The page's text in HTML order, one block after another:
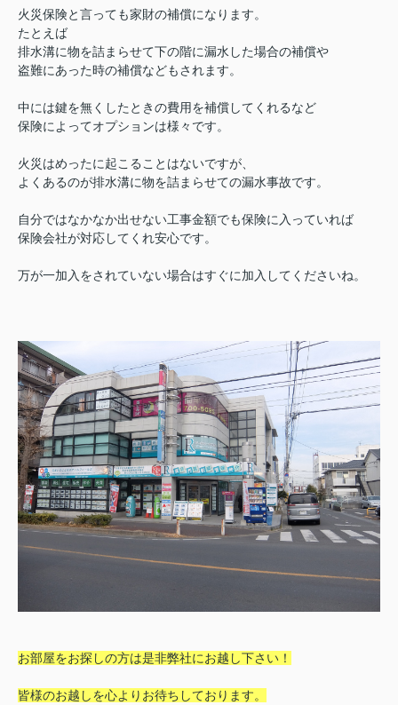
火災保険と言っても家財の補償になります。
たとえば
排水溝に物を詰まらせて下の階に漏水した場合の補償や
盗難にあった時の補償などもされます。
中には鍵を無くしたときの費用を補償してくれるなど
保険によってオプションは様々です。
火災はめったに起こることはないですが、
よくあるのが排水溝に物を詰まらせての漏水事故です。
自分ではなかなか出せない工事金額でも保険に入っていれば
保険会社が対応してくれ安心です。
万が一加入をされていない場合はすぐに加入してくださいね。
お部屋をお探しの方は是非弊社にお越し下さい！
皆様のお越しを心よりお待ちしております。